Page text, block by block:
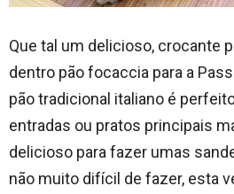
Que tal um delicioso, crocante
dentro pão focaccia para a
pão tradicional italiano é
entradas ou pratos principais
delicioso para fazer umas
não muito difícil de fazer, esta